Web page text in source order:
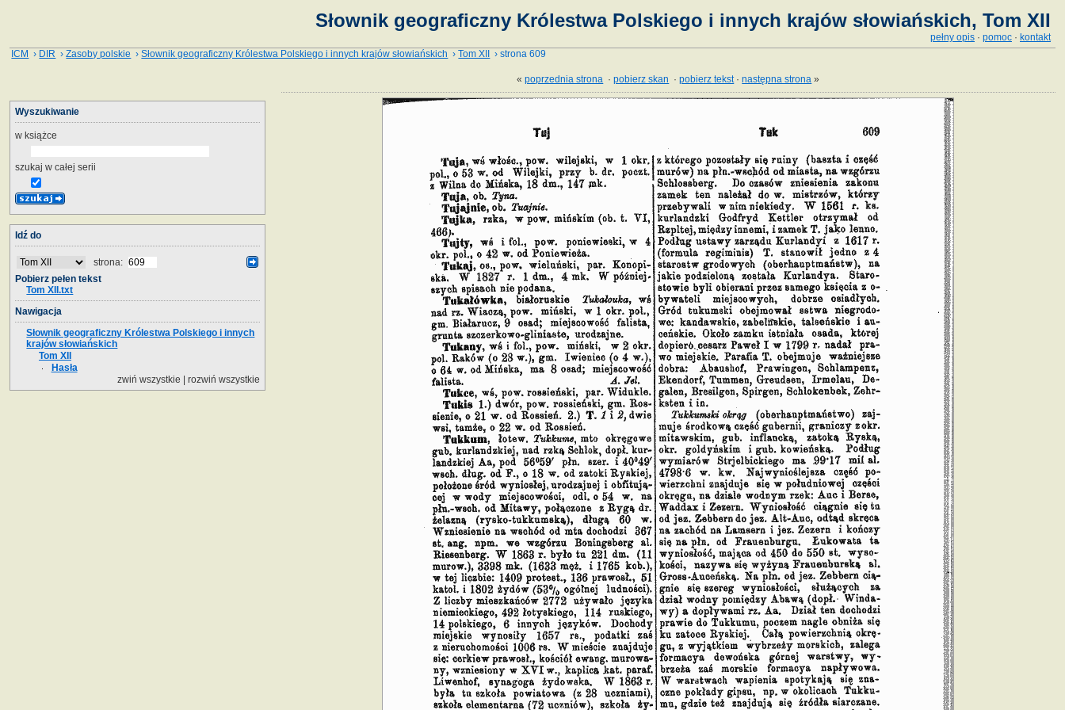
Słownik geograficzny Królestwa Polskiego i innych krajów słowiańskich, Tom XII
pełny opis · pomoc · kontakt
ICM › DIR ›Zasoby polskie ›Słownik geograficzny Królestwa Polskiego i innych krajów słowiańskich ›Tom XII › strona 609
«poprzednia strona ·pobierz skan ·pobierz tekst·następna strona »
Wyszukiwanie
w książce
szukaj w całej serii
Idź do
strona:
Pobierz pełen tekst
Tom XII.txt
Nawigacja
Słownik geograficzny Królestwa Polskiego i innych
krajów słowiańskich
Tom XII
Hasła
zwiń wszystkie |rozwiń wszystkie